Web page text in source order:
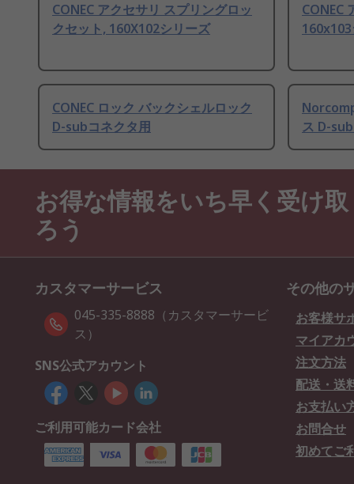
CONEC アクセサリ スプリングロッ
クセット, 160X102シリーズ
CONEC
CONEC ロック バックシェルロック
D-subコネクタ用
ス D-
お得な情報をいち早く受け取
ろう
カスタマーサービス
045-335-8888（カスタマーサービ
ス）
SNS公式アカウント
ご利用可能カード会社
その他の
お客様サ
マイアカ
注文方法
配送・送
お支払い
お問合せ
初めてご